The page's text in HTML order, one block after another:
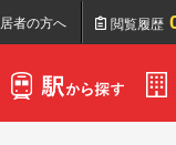
者の方へ 閲覧履歴